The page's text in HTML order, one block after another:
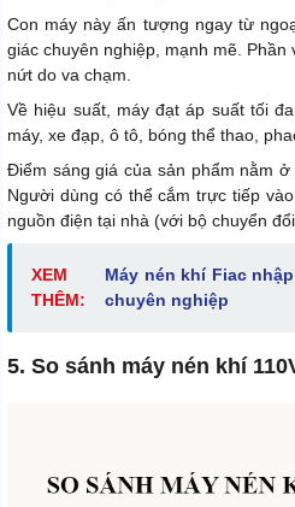
Con máy này ấn tượng ngay từ
giác chuyên nghiệp, mạnh mẽ.
nứt do va chạm.
Về hiệu suất, máy đạt áp suất tối
máy, xe đạp, ô tô, bóng thể thao,
Điểm sáng giá của sản phẩm nằm
Người dùng có thể cắm trực tiếp
nguồn điện tại nhà (với bộ chuyển đổi
XEM
THÊM:
Máy nén khí Fiac
chuyên nghiệp
5. So sánh máy nén khí